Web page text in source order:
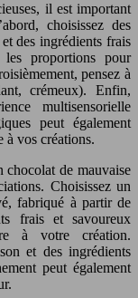
il est important
choisissez des
des ingrédients frais
les proportions pour
pensez à
crémeux). Enfin,
multisensorielle
peut également
à vos créations.
de mauvaise
Choisissez un
fabriqué à partir de
frais et savoureux
à votre création.
et des ingrédients
peut également